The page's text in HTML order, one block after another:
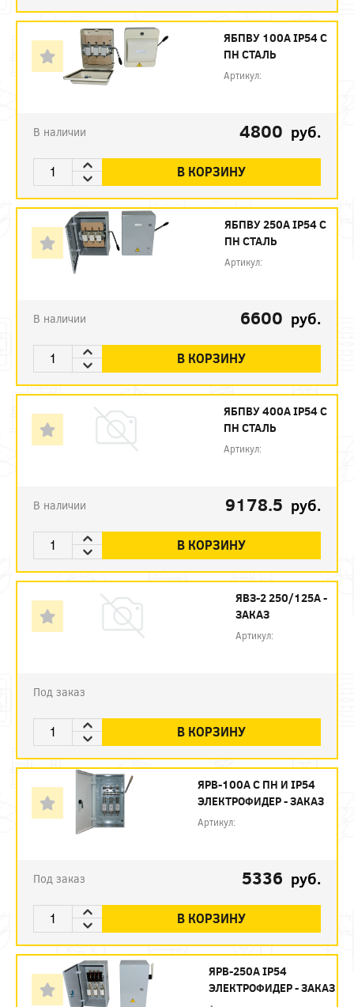
ЯБПВУ 100А IP54 С
ПН СТАЛЬ
Артикул:
В наличии 4800 руб.
В КОРЗИНУ
ЯБПВУ 250А IP54 С
ПН СТАЛЬ
Артикул:
В наличии 6600 руб.
В КОРЗИНУ
ЯБПВУ 400А IP54 С
ПН СТАЛЬ
Артикул:
В наличии 9178.5 руб.
В КОРЗИНУ
ЯВЗ-2 250/125А -
ЗАКАЗ
Артикул:
Под заказ
В КОРЗИНУ
ЯРВ-100А С ПН И IP54
ЭЛЕКТРОФИДЕР - ЗАКАЗ
Артикул:
Под заказ 5336 руб.
В КОРЗИНУ
ЯРВ-250А IP54
ЭЛЕКТРОФИДЕР - ЗАКАЗ